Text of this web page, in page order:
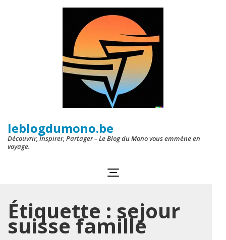
leblogdumono.be
Découvrir, Inspirer, Partager – Le Blog du Mono vous emmène en
voyage.
Étiquette : sejour
suisse famille